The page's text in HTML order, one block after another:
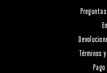
Términos